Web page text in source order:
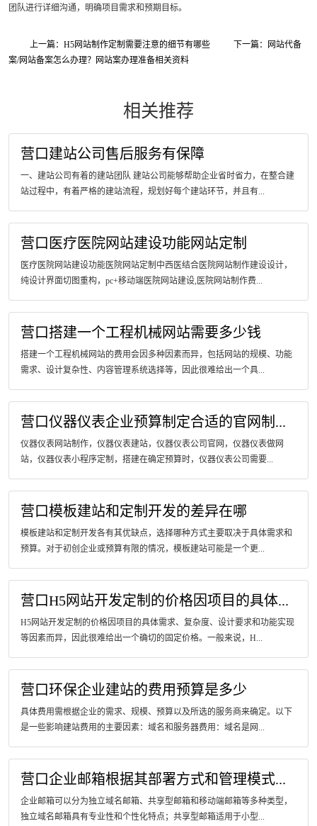
团队进行详细沟通，明确项目需求和预期目标。
上一篇：H5网站制作定制需要注意的细节有哪些
下一篇：网站代备
案/网站备案怎么办理？网站案办理准备相关资料
相关推荐
营口建站公司售后服务有保障
一、建站公司有着的建站团队 建站公司能够帮助企业省时省力，在整合建
站过程中，有着严格的建站流程，规划好每个建站环节，并且有...
营口医疗医院网站建设功能网站定制
医疗医院网站建设功能医院网站定制中西医结合医院网站制作建设设计，
纯设计界面切图重构，pc+移动端医院网站建设,医院网站制作费...
营口搭建一个工程机械网站需要多少钱
搭建一个工程机械网站的费用会因多种因素而异，包括网站的规模、功能
需求、设计复杂性、内容管理系统选择等，因此很难给出一个具...
营口仪器仪表企业预算制定合适的官网制...
仪器仪表网站制作，仪器仪表建站，仪器仪表公司官网，仪器仪表做网
站，仪器仪表小程序定制，搭建在确定预算时，仪器仪表公司需要...
营口模板建站和定制开发的差异在哪
模板建站和定制开发各有其优缺点，选择哪种方式主要取决于具体需求和
预算。对于初创企业或预算有限的情况，模板建站可能是一个更...
营口H5网站开发定制的价格因项目的具体...
H5网站开发定制的价格因项目的具体需求、复杂度、设计要求和功能实现
等因素而异，因此很难给出一个确切的固定价格。一般来说，H...
营口环保企业建站的费用预算是多少
具体费用需根据企业的需求、规模、预算以及所选的服务商来确定。以下
是一些影响建站费用的主要因素：域名和服务器费用：域名是网...
营口企业邮箱根据其部署方式和管理模式...
企业邮箱可以分为独立域名邮箱、共享型邮箱和移动端邮箱等多种类型，
独立域名邮箱具有专业性和个性化特点；共享型邮箱适用于小型...